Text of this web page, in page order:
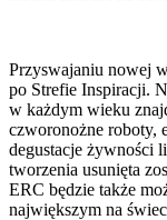
Przyswajaniu nowej
po Strefie Inspiracji.
w każdym wieku
czworonożne roboty,
degustacje żywności
tworzenia usunięta
ERC będzie także
największym na